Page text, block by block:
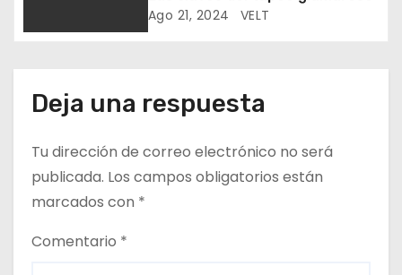
d
s
Ago 21, 2024 VELT
Deja una respuesta
Tu dirección de correo electrónico no será
publicada. Los campos obligatorios están
marcados con *
Comentario *